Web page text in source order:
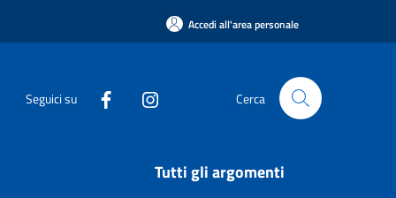
Accedi all'area personale
Seguici su Cerca
Tutti gli argomenti